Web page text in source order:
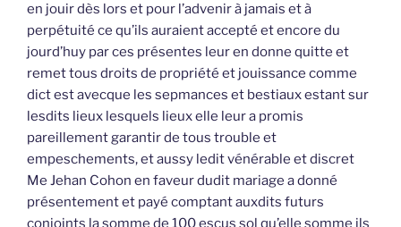
en jouir dès lors et pour l’advenir à jamais et à
perpétuité ce qu’ils auraient accepté et encore du
jourd’huy par ces présentes leur en donne quitte et
remet tous droits de propriété et jouissance comme
dict est avecque les sepmances et bestiaux estant sur
lesdits lieux lesquels lieux elle leur a promis
pareillement garantir de tous trouble et
empeschements, et aussy ledit vénérable et discret
Me Jehan Cohon en faveur dudit mariage a donné
présentement et payé comptant auxdits futurs
conjoints la somme de 100 escus sol qu’elle somme ils